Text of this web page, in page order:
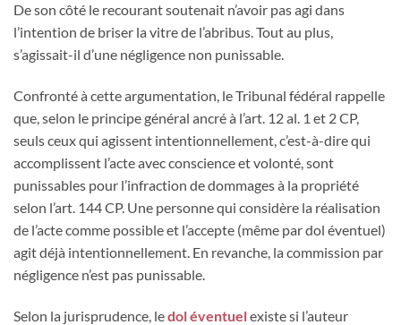
De son côté le recourant soutenait n’avoir pas agi dans
l’intention de briser la vitre de l’abribus. Tout au plus,
s’agissait-il d’une négligence non punissable.
Confronté à cette argumentation, le Tribunal fédéral rappelle
que, selon le principe général ancré à l’art. 12 al. 1 et 2 CP,
seuls ceux qui agissent intentionnellement, c’est-à-dire qui
accomplissent l’acte avec conscience et volonté, sont
punissables pour l’infraction de dommages à la propriété
selon l’art. 144 CP. Une personne qui considère la réalisation
de l’acte comme possible et l’accepte (même par dol éventuel)
agit déjà intentionnellement. En revanche, la commission par
négligence n’est pas punissable.
Selon la jurisprudence, ledol éventuelexiste si l’auteur